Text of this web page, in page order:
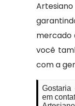
mercado
você
com a
em